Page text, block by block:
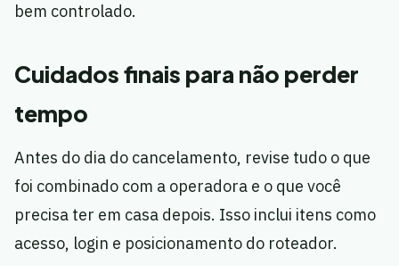
bem controlado.
Cuidados finais para não perder
tempo
Antes do dia do cancelamento, revise tudo o que
foi combinado com a operadora e o que você
precisa ter em casa depois. Isso inclui itens como
acesso, login e posicionamento do roteador.